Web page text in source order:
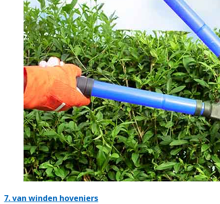
7.van winden hoveniers